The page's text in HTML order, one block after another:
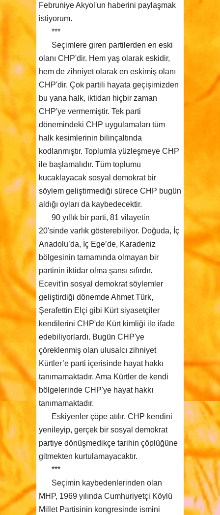
Februniye Akyol'un haberini paylaşmak
istiyorum.
***
Seçimlere giren partilerden en eski
olanı CHP'dir. Hem yaş olarak eskidir,
hem de zihniyet olarak en eskimiş olanı
CHP'dir. Çok partili hayata geçişimizden
bu yana halk, iktidarı hiçbir zaman
CHP'ye vermemiştir. Tek parti
dönemindeki CHP uygulamaları tüm
halk kesimlerinin bilinçaltında
kodlanmıştır. Toplumla yüzleşmeye CHP
ile başlamalıdır. Tüm toplumu
kucaklayacak sosyal demokrat bir
söylem geliştirmediği sürece CHP bugün
aldığı oyları da kaybedecektir.
90 yıllık bir parti, 81 vilayetin
20'sinde varlık gösterebiliyor. Doğuda, İç
Anadolu’da, İç Ege’de, Karadeniz
bölgesinin tamamında olmayan bir
partinin iktidar olma şansı sıfırdır.
Ecevit'in sosyal demokrat söylemler
geliştirdiği dönemde Ahmet Türk,
Şerafettin Elçi gibi Kürt siyasetçiler
kendilerini CHP'de Kürt kimliği ile ifade
edebiliyorlardı. Bugün CHP'ye
çöreklenmiş olan ulusalcı zihniyet
Kürtler’e parti içerisinde hayat hakkı
tanımamaktadır. Ama Kürtler de kendi
bölgelerinde CHP'ye hayat hakkı
tanımamaktadır.
Eskiyenler çöpe atılır. CHP kendini
yenileyip, gerçek bir sosyal demokrat
partiye dönüşmedikçe tarihin çöplüğüne
gitmekten kurtulamayacaktır.
***
Seçimin kaybedenlerinden olan
MHP, 1969 yılında Cumhuriyetçi Köylü
Millet Partisinin kongresinde ismini